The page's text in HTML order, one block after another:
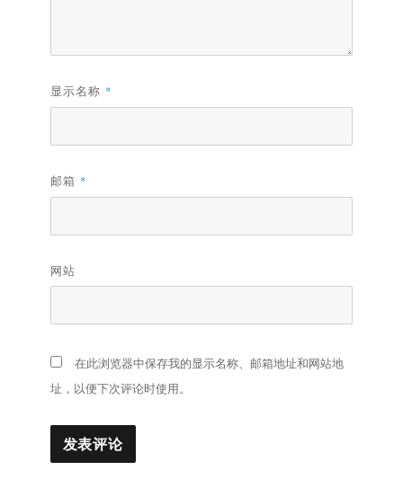
显示名称 *
邮箱 *
网站
在此浏览器中保存我的显示名称、邮箱地址和网站地
址，以便下次评论时使用。